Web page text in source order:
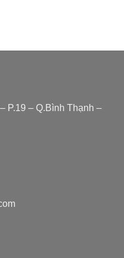
P.19 – Q.Bình Thạnh –